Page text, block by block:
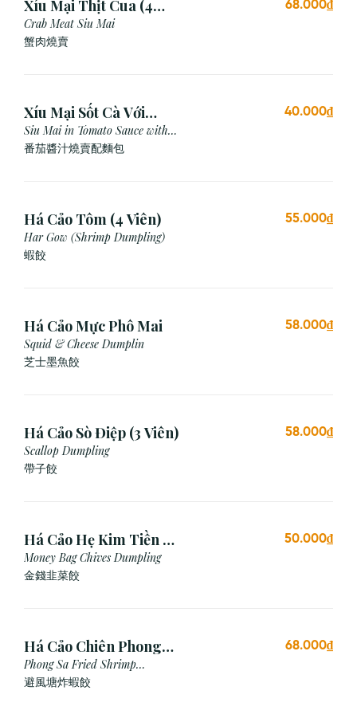
Xíu Mại Thịt Cua (4
Viên)
Crab Meat Siu Mai
蟹肉燒賣
68.000₫
Xíu Mại Sốt Cà Với
Bánh Mì (1 Viên)
Siu Mai in Tomato Sauce with
Bread
番茄醬汁燒賣配麵包
40.000₫
Há Cảo Tôm (4 Viên)
Har Gow (Shrimp Dumpling)
蝦餃
55.000₫
Há Cảo Mực Phô Mai
Squid & Cheese Dumplin
芝⼠墨⿂餃
58.000₫
Há Cảo Sò Điệp (3 Viên)
Scallop Dumpling
帶子餃
58.000₫
Há Cảo Hẹ Kim Tiền (3
Viên)
Money Bag Chives Dumpling
金錢韭菜餃
50.000₫
Há Cảo Chiên Phong
Sa
Phong Sa Fried Shrimp
Dumpling (Garlic Breadcrumb)
避風塘炸蝦餃
68.000₫